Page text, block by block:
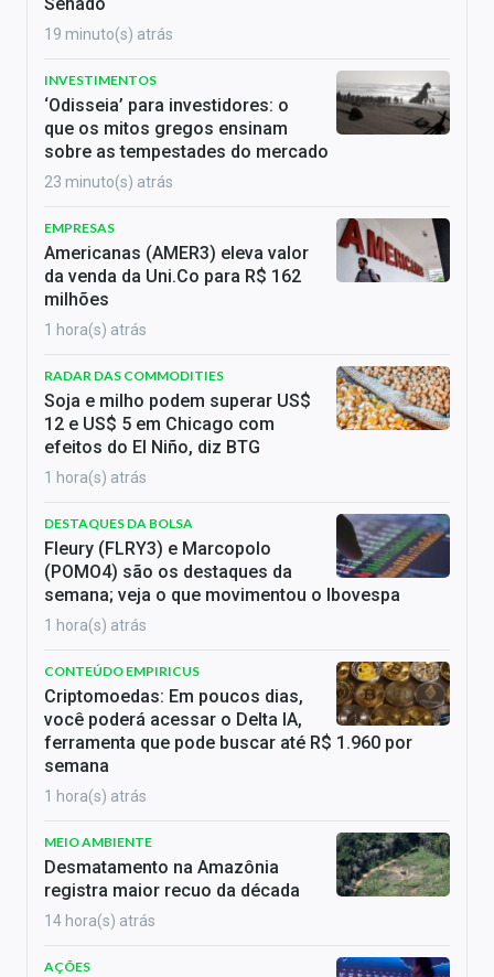
Senado
19 minuto(s) atrás
INVESTIMENTOS
‘Odisseia’ para investidores: o
que os mitos gregos ensinam
sobre as tempestades do mercado
23 minuto(s) atrás
EMPRESAS
Americanas (AMER3) eleva valor
da venda da Uni.Co para R$ 162
milhões
1 hora(s) atrás
RADAR DAS COMMODITIES
Soja e milho podem superar US$
12 e US$ 5 em Chicago com
efeitos do El Niño, diz BTG
1 hora(s) atrás
DESTAQUES DA BOLSA
Fleury (FLRY3) e Marcopolo
(POMO4) são os destaques da
semana; veja o que movimentou o Ibovespa
1 hora(s) atrás
CONTEÚDO EMPIRICUS
Criptomoedas: Em poucos dias,
você poderá acessar o Delta IA,
ferramenta que pode buscar até R$ 1.960 por
semana
1 hora(s) atrás
MEIO AMBIENTE
Desmatamento na Amazônia
registra maior recuo da década
14 hora(s) atrás
AÇÕES